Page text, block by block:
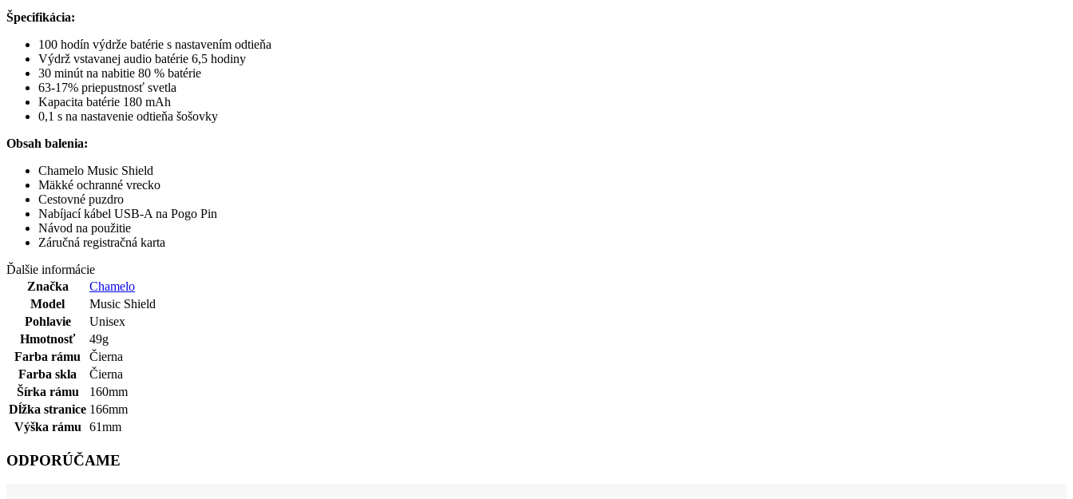
Špecifikácia:
100 hodín výdrže batérie s nastavením odtieňa
Výdrž vstavanej audio batérie 6,5 hodiny
30 minút na nabitie 80 % batérie
63-17% priepustnosť svetla
Kapacita batérie 180 mAh
0,1 s na nastavenie odtieňa šošovky
Obsah balenia:
Chamelo Music Shield
Mäkké ochranné vrecko
Cestovné puzdro
Nabíjací kábel USB-A na Pogo Pin
Návod na použitie
Záručná registračná karta
Ďalšie informácie
Značka
Chamelo
Model
Music Shield
Pohlavie
Unisex
Hmotnosť
49g
Farba rámu
Čierna
Farba skla
Čierna
Šírka rámu
160mm
Dĺžka stranice 166mm
Výška rámu
61mm
ODPORÚČAME